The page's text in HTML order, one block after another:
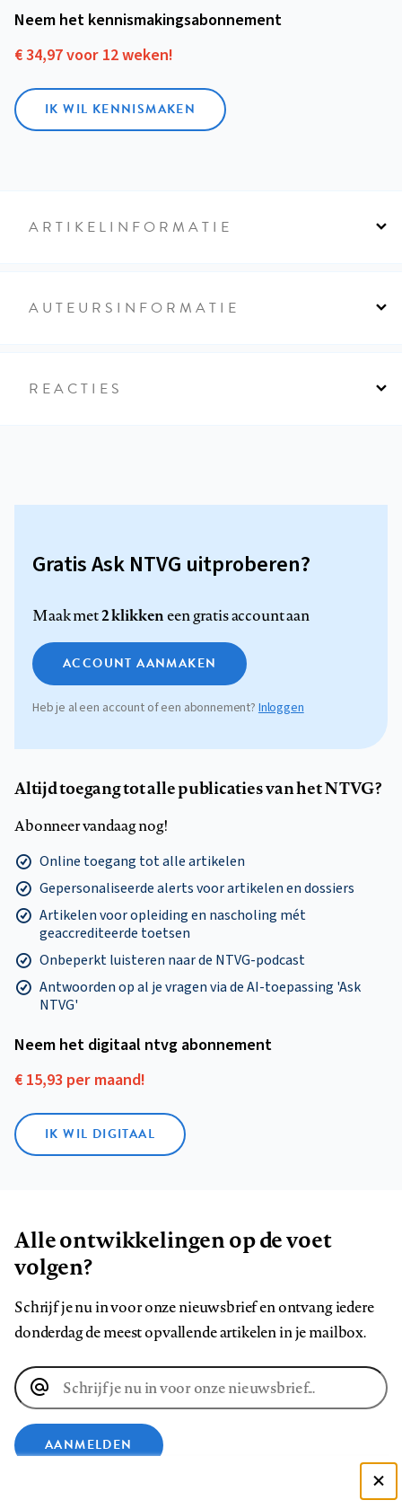
Neem het kennismakings­abonnement
€ 34,97 voor 12 weken!
IK WIL KENNISMAKEN
ARTIKELINFORMATIE
AUTEURSINFORMATIE
REACTIES
Gratis Ask NTVG uitproberen?
Maak met2 klikkeneen gratis account aan
ACCOUNT AANMAKEN
Heb je al een account of een abonnement? Inloggen
Altijd toegang tot alle publicaties van het NTVG?
Abonneer vandaag nog!
Online toegang tot alle artikelen
Gepersonaliseerde alerts voor artikelen en dossiers
Artikelen voor opleiding en nascholing mét
geaccrediteerde toetsen
Onbeperkt luisteren naar de NTVG-podcast
Antwoorden op al je vragen via de AI-toepassing 'Ask
NTVG'
Neem het digitaal ntvg abonnement
€ 15,93 per maand!
IK WIL DIGITAAL
Alle ontwikkelingen op de voet
volgen?
Schrijf je nu in voor onze nieuwsbrief en ontvang iedere
donderdag de meest opvallende artikelen in je mailbox.
E-
mailadres
AANMELDEN